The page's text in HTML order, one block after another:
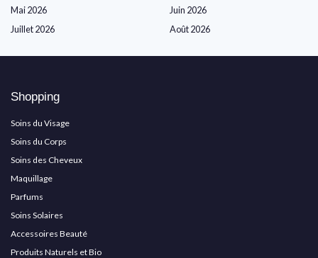
Mai 2026
Juin 2026
Juillet 2026
Août 2026
Shopping
Soins du Visage
Soins du Corps
Soins des Cheveux
Maquillage
Parfums
Soins Solaires
Accessoires Beauté
Produits Naturels et Bio